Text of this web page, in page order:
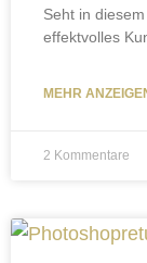
Seht in
effektvolles
MEHR
2 Kommentare